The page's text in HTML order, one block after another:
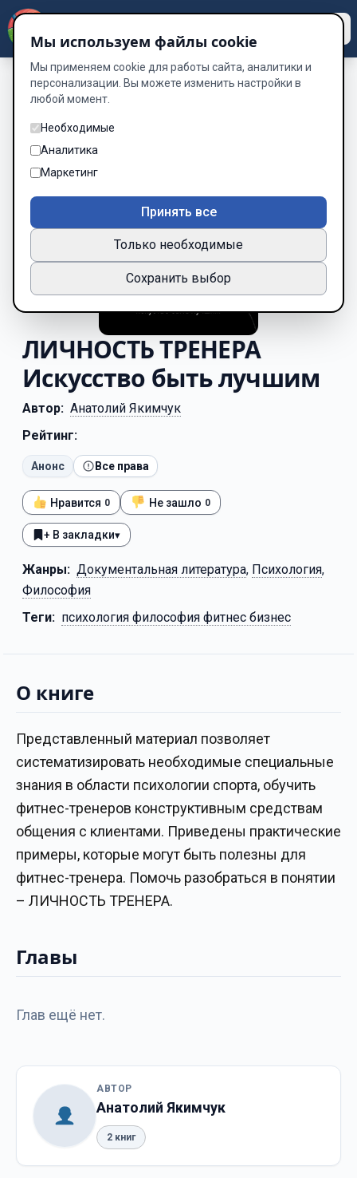
ЛИЧНОСТЬ ТРЕНЕРА
Искусство быть лучшим
Автор: Анатолий Якимчук
Рейтинг:
Анонс Все права
Нравится 0 Не зашло 0
+ В закладки▾
Жанры: Документальная литература, Психология,
Философия
Теги: психология философия фитнес бизнес
О книге
Представленный материал позволяет
систематизировать необходимые специальные
знания в области психологии спорта, обучить
фитнес-тренеров конструктивным средствам
общения с клиентами. Приведены практические
примеры, которые могут быть полезны для
фитнес-тренера. Помочь разобраться в понятии
– ЛИЧНОСТЬ ТРЕНЕРА.
Главы
Глав ещё нет.
АВТОР
Анатолий Якимчук
2 книг
Мы используем файлы cookie
Мы применяем cookie для работы сайта, аналитики и
персонализации. Вы можете изменить настройки в
любой момент.
Необходимые
Аналитика
Маркетинг
Принять все
Только необходимые
Сохранить выбор